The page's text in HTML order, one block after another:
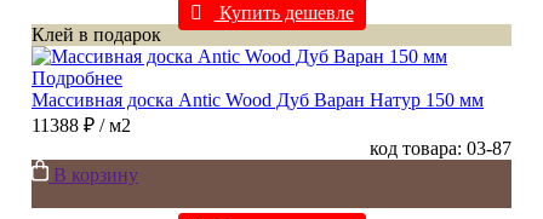
Купить дешевле
Клей в подарок
Подробнее
Массивная доска Antic Wood Дуб Варан Натур 150 мм
11388 ₽ / м2
код товара: 03-87
В корзину